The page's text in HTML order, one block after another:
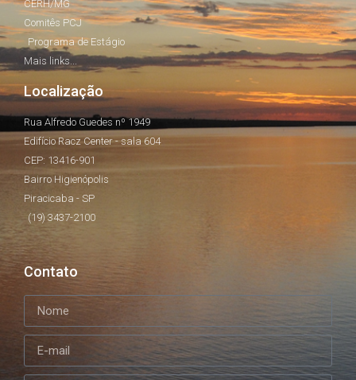
CERH/MG
Comitês PCJ
Programa de Estágio
Mais links...
Localização
Rua Alfredo Guedes nº 1949
Edifício Racz Center - sala 604
CEP: 13416-901
Bairro Higienópolis
Piracicaba - SP
(19) 3437-2100
Contato